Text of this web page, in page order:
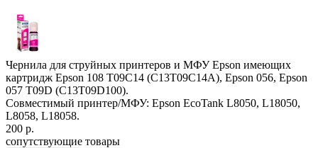
Чернила для струйных принтеров и МФУ Epson имеющих
картридж Epson 108 T09C14 (C13T09C14A), Epson 056, Epson
057 T09D (C13T09D100).
Совместимый принтер/МФУ: Epson EcoTank L8050, L18050,
L8058, L18058.
200 р.
сопутствующие товары